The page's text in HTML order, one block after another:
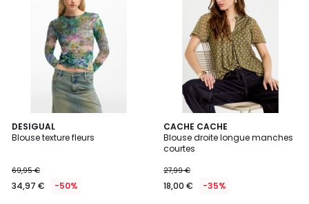
DESIGUAL
Blouse texture fleurs
69,95 €
34,97 € -50%
CACHE CACHE
Blouse droite longue manches
courtes
27,99 €
18,00 € -35%